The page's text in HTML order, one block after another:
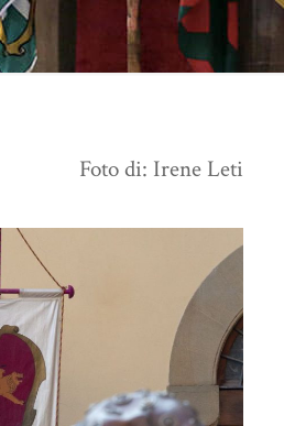
Foto di: Irene Leti